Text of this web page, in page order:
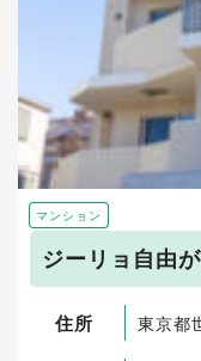
マンション
ジーリョ自由
住所 東京都